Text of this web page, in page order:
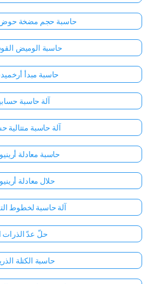
حاسبة حجم مضخة حوض
حاسبة الوميض
حاسبة مبدأ
آلة حاسبة
آلة حاسبة متتالية
حاسبة معادلة
حلال معادلة
آلة حاسبة لخطوط
حلّ عدّ الذرات
حاسبة الكتلة